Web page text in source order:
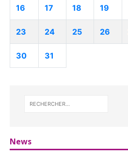
16 17 18 19
23 24 25 26
30 31
News